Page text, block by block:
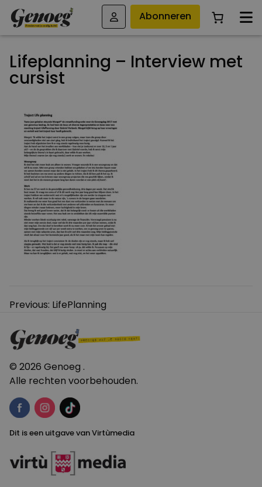
Abonneren
Lifeplanning – Interview met
cursist
Bericht
Previous: LifePlanning
© 2026 Genoeg .
Alle rechten voorbehouden.
Dit is een uitgave van Virtùmedia